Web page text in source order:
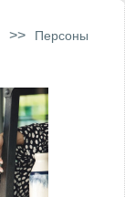
>> Персоны